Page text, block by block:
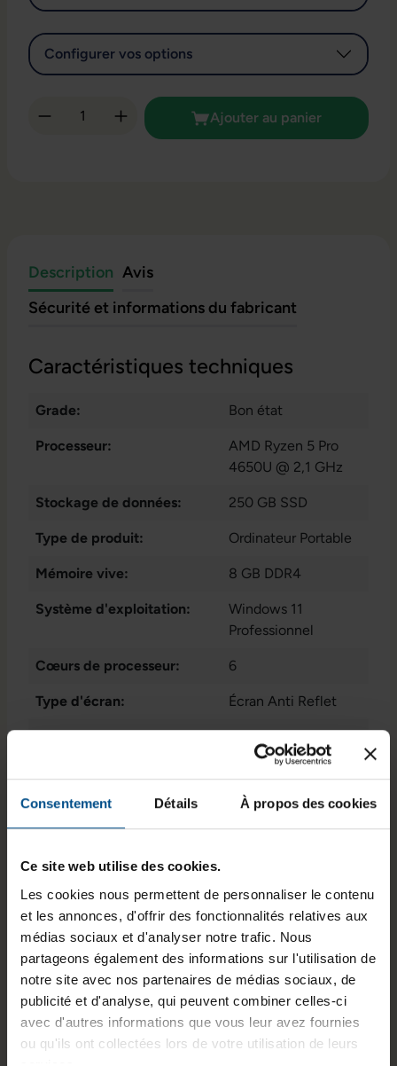
Consentement Détails À propos des cookies
Ce site web utilise des cookies.
Les cookies nous permettent de personnaliser le contenu
et les annonces, d'offrir des fonctionnalités relatives aux
médias sociaux et d'analyser notre trafic. Nous
partageons également des informations sur l'utilisation de
notre site avec nos partenaires de médias sociaux, de
publicité et d'analyse, qui peuvent combiner celles-ci
avec d'autres informations que vous leur avez fournies
ou qu'ils ont collectées lors de votre utilisation de leurs
Configurer vos options
Quantité de produit : Entrez la quantité
Ajouter au panier
Description Avis
Sécurité et informations du fabricant
Caractéristiques techniques
Grade: Bon état
Processeur:
AMD Ryzen 5 Pro
4650U @ 2,1 GHz
Stockage de données: 250 GB SSD
Type de produit: Ordinateur Portable
Mémoire vive: 8 GB DDR4
Système d'exploitation:
Windows 11
Professionnel
Cœurs de processeur: 6
Type d'écran: Écran Anti Reflet
45, 1x USB Typ-C
Anschluss mit
microphone -
combo 3.5 mm, 2x
DisplayPort sur USB
Type-C, 2x USB 3.0
type A
Afficher plus
Résolution de l'écran: 1920 x 1080 FHD
Disposition du clavier:
Français (AZERTY)
sans pavé numérique
Puce graphique intégrée:
Radeon™ RX Vega 6
Graphics
Programme de partenariat: , Non